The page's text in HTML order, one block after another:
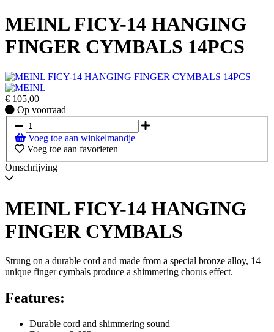
MEINL FICY-14 HANGING
FINGER CYMBALS 14PCS
€ 105,00
Op
voorraad
Op voorraad
Voeg toe aan winkelmandje
Voeg toe aan favorieten
Omschrijving
MEINL FICY-14 HANGING
FINGER CYMBALS
Strung on a durable cord and made from a special bronze alloy, 14
unique finger cymbals produce a shimmering chorus effect.
Features:
Durable cord and shimmering sound